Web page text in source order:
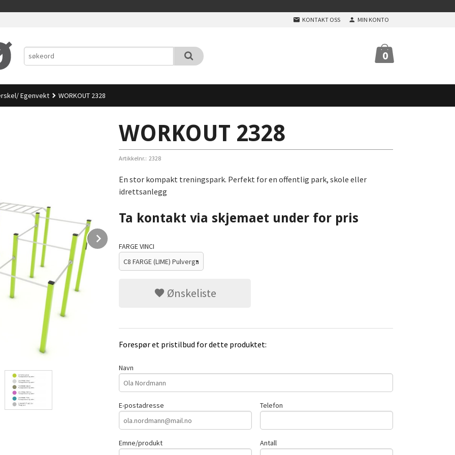
KONTAKT OSS MIN KONTO
0
Egenvekt WORKOUT 2328
WORKOUT 2328
Artikkelnr.: 2328
En stor kompakt treningspark. Perfekt for en offentlig park, skole eller
idrettsanlegg
Ta kontakt via skjemaet under for pris
FARGE VINCI
Ønskeliste
Forespør et pristilbud for dette produktet:
Navn
E-postadresse Telefon
Emne/produkt Antall